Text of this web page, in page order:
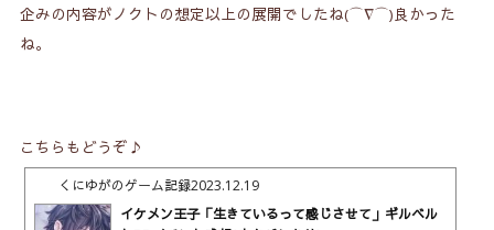
企みの内容がノクトの想定以上の展開でしたね(⌒∇⌒)良かった
ね。
こちらもどうぞ♪
くにゆがのゲーム記録2023.12.19
イケメン王子「生きているって感じさせて」ギルベル